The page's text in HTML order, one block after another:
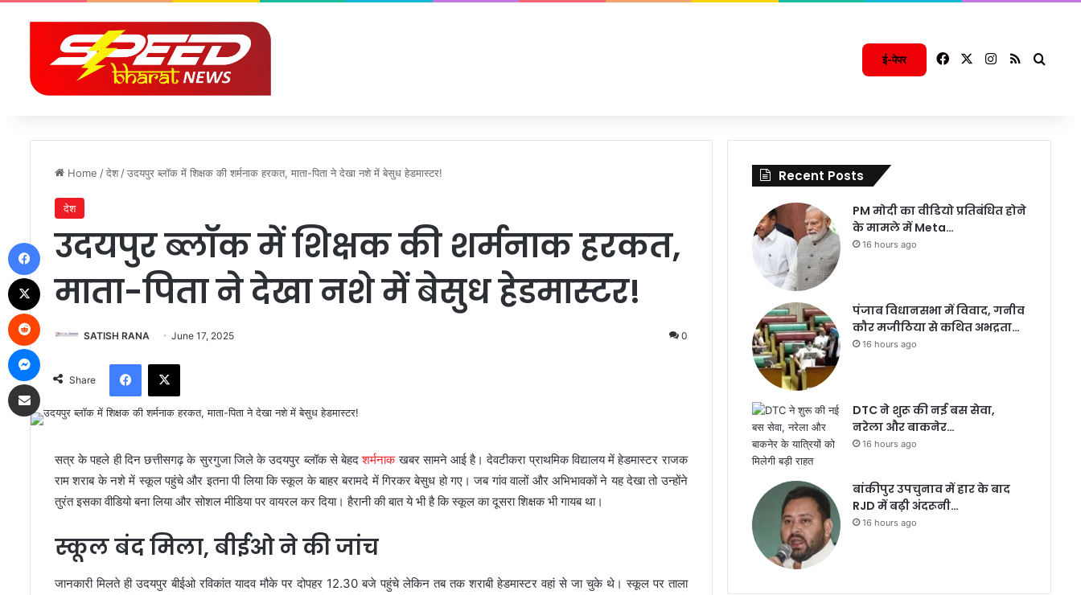
ई-पेपर FacebookInstagram
RSS
Home /देश /उदयपुर ब्लॉक में शिक्षक की शर्मनाक हरकत, माता-पिता ने देखा नशे में बेसुध हेडमास्टर!
देश
उदयपुर ब्लॉक में शिक्षक की शर्मनाक हरकत,
माता-पिता ने देखा नशे में बेसुध हेडमास्टर!
SATISH RANA June 17, 2025 0
Share
Facebook
X
सत्र के पहले ही दिन छत्तीसगढ़ के सुरगुजा जिले के उदयपुर ब्लॉक से बेहदशर्मनाकखबर सामने आई है। देवटीकरा प्राथमिक विद्यालय में हेडमास्टर राजक
राम शराब के नशे में स्कूल पहुंचे और इतना पी लिया कि स्कूल के बाहर बरामदे में गिरकर बेसुध हो गए। जब गांव वालों और अभिभावकों ने यह देखा तो उन्होंने
तुरंत इसका वीडियो बना लिया और सोशल मीडिया पर वायरल कर दिया। हैरानी की बात ये भी है कि स्कूल का दूसरा शिक्षक भी गायब था।
स्कूल बंद मिला, बीईओ ने की जांच
जानकारी मिलते ही उदयपुर बीईओ रविकांत यादव मौके पर दोपहर 12.30 बजे पहुंचे लेकिन तब तक शराबी हेडमास्टर वहां से जा चुके थे। स्कूल पर ताला
Recent Posts
PM मोदी का वीडियो प्रतिबंधित होने
के मामले में Meta…
16 hours ago
पंजाब विधानसभा में विवाद, गनीव
कौर मजीठिया से कथित अभद्रता…
16 hours ago
DTC ने शुरू की नई बस सेवा,
नरेला और बाकनेर…
16 hours ago
बांकीपुर उपचुनाव में हार के बाद
RJD में बढ़ी अंदरूनी…
16 hours ago
Facebook
Share via Email